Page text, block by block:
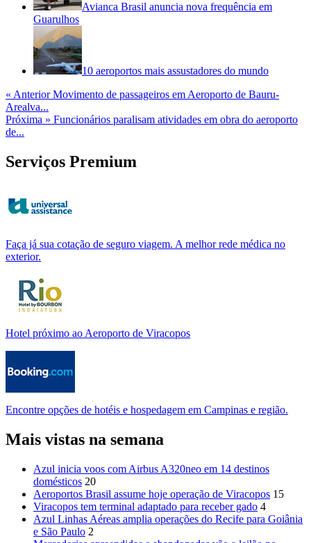
Avianca Brasil anuncia nova frequência em
Guarulhos
10 aeroportos mais assustadores do mundo
« AnteriorMovimento de passageiros em Aeroporto de Bauru-
Arealva...
Próxima » Funcionários paralisam atividades em obra do aeroporto
de...
Serviços Premium
Faça já sua cotação de seguro viagem. A melhor rede médica no
exterior.
Hotel próximo ao Aeroporto de Viracopos
Encontre opções de hotéis e hospedagem em Campinas e região.
Mais vistas na semana
Azul inicia voos com Airbus A320neo em 14 destinos
domésticos 20
Aeroportos Brasil assume hoje operação de Viracopos 15
Viracopos tem terminal adaptado para receber gado 4
Azul Linhas Aéreas amplia operações do Recife para Goiânia
e São Paulo 2